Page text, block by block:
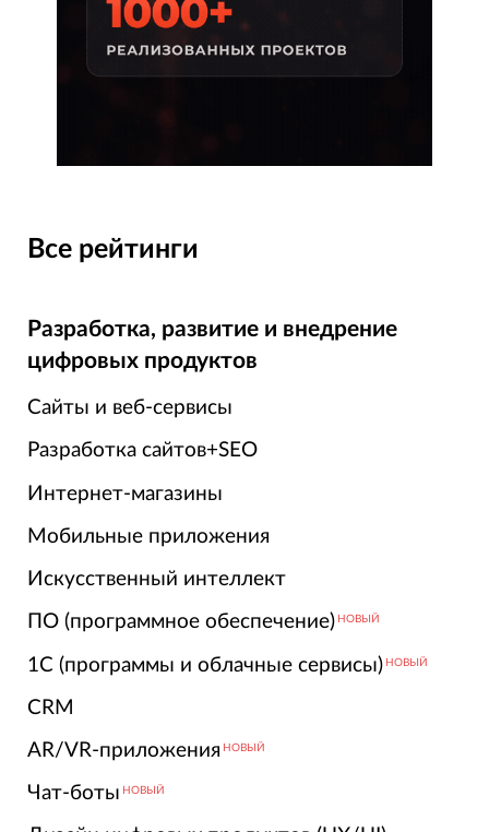
Все рейтинги
Разработка, развитие и внедрение
цифровых продуктов
Сайты и веб-сервисы
Разработка сайтов+SEO
Интернет-магазины
Мобильные приложения
Искусственный интеллект
ПО (программное обеспечение) НОВЫЙ
1С (программы и облачные сервисы) НОВЫЙ
CRM
AR/VR-приложения НОВЫЙ
Чат-боты НОВЫЙ